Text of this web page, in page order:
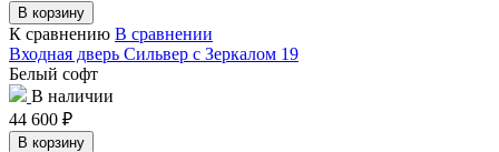
В корзину
К сравнению В сравнении
Входная дверь Сильвер с Зеркалом 19
Белый софт
В наличии
44 600 ₽
В корзину